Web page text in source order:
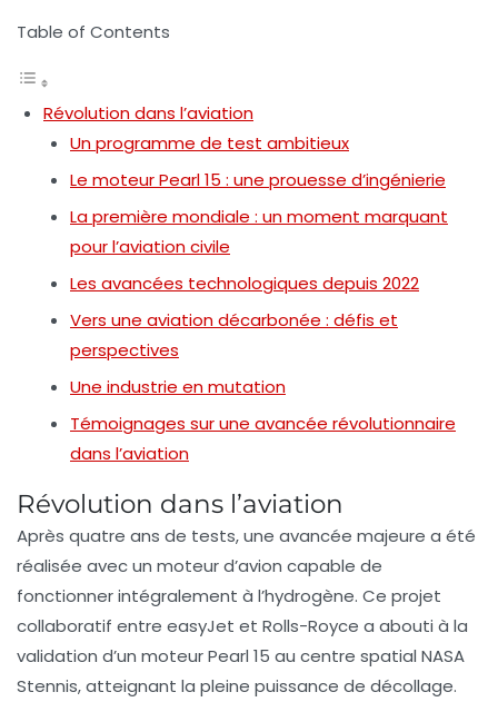
Table of Contents
Révolution dans l’aviation
Un programme de test ambitieux
Le moteur Pearl 15 : une prouesse d’ingénierie
La première mondiale : un moment marquant
pour l’aviation civile
Les avancées technologiques depuis 2022
Vers une aviation décarbonée : défis et
perspectives
Une industrie en mutation
Témoignages sur une avancée révolutionnaire
dans l’aviation
Révolution dans l’aviation
Après quatre ans de tests, une avancée majeure a été
réalisée avec un moteur d’avion capable de
fonctionner intégralement à l’hydrogène. Ce projet
collaboratif entre easyJet et Rolls-Royce a abouti à la
validation d’un moteurPearl 15 au centre spatial NASA
Stennis, atteignant la pleine puissance de décollage.